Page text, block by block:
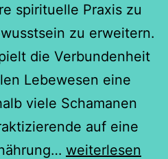
spirituelle Praxis zu
zu erweitern.
die Verbundenheit
Lebewesen eine
viele Schamanen
auf eine
Veganismus,
weiterlesen